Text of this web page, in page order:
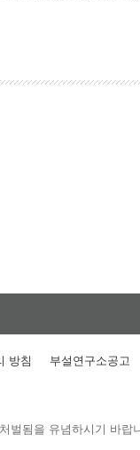
방침 부설연구소공고
벌됨을 유념하시기 바랍